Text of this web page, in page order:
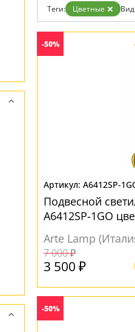
Теги: Цветные
-50%
A6412SP-
Подвесной
A6412SP-1GO
Arte Lamp
7 000 ₽
3 500 ₽
-50%